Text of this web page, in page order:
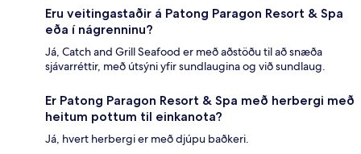
Eru veitingastaðir á Patong Paragon Resort & Spa
eða í nágrenninu?
Já, Catch and Grill Seafood er með aðstöðu til að snæða
sjávarréttir, með útsýni yfir sundlaugina og við sundlaug.
Er Patong Paragon Resort & Spa með herbergi með
heitum pottum til einkanota?
Já, hvert herbergi er með djúpu baðkeri.